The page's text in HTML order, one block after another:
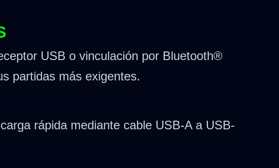
USB o vinculación por Bluetooth®
partidas más exigentes.
rápida mediante cable USB-A a USB-